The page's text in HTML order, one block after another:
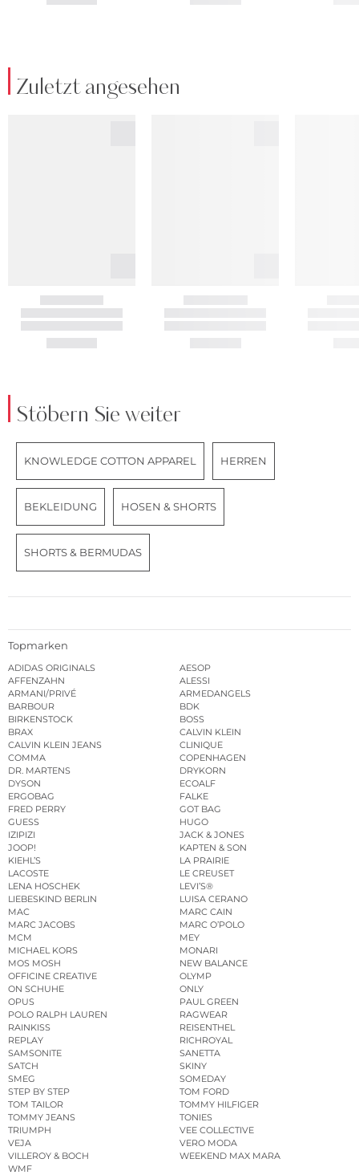
Zuletzt angesehen
Stöbern Sie weiter
KNOWLEDGE COTTON APPAREL HERREN
BEKLEIDUNG HOSEN & SHORTS
SHORTS & BERMUDAS
Topmarken
ADIDAS ORIGINALS
AESOP
AFFENZAHN
ALESSI
ARMANI/PRIVÉ
ARMEDANGELS
BARBOUR
BDK
BIRKENSTOCK
BOSS
BRAX
CALVIN KLEIN
CALVIN KLEIN JEANS
CLINIQUE
COMMA
COPENHAGEN
DR. MARTENS
DRYKORN
DYSON
ECOALF
ERGOBAG
FALKE
FRED PERRY
GOT BAG
GUESS
HUGO
IZIPIZI
JACK & JONES
JOOP!
KAPTEN & SON
KIEHL’S
LA PRAIRIE
LACOSTE
LE CREUSET
LENA HOSCHEK
LEVI’S®
LIEBESKIND BERLIN
LUISA CERANO
MAC
MARC CAIN
MARC JACOBS
MARC O’POLO
MCM
MEY
MICHAEL KORS
MONARI
MOS MOSH
NEW BALANCE
OFFICINE CREATIVE
OLYMP
ON SCHUHE
ONLY
OPUS
PAUL GREEN
POLO RALPH LAUREN
RAGWEAR
RAINKISS
REISENTHEL
REPLAY
RICHROYAL
SAMSONITE
SANETTA
SATCH
SKINY
SMEG
SOMEDAY
STEP BY STEP
TOM FORD
TOM TAILOR
TOMMY HILFIGER
TOMMY JEANS
TONIES
TRIUMPH
VEE COLLECTIVE
VEJA
VERO MODA
VILLEROY & BOCH
WEEKEND MAX MARA
WMF